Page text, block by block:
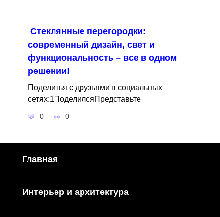
Стеклянные перегородки:
современный дизайн, свет и
функциональность – все в одном
решении!
Поделитья с друзьями в социальных
сетях:1ПоделилсяПредставьте
0 0
Главная
Интерьер и архитектура